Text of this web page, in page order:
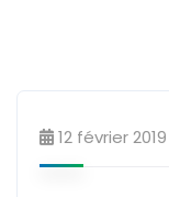
12 février 2019